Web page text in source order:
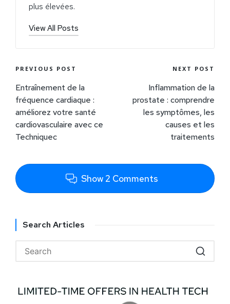
plus élevées.
View All Posts
PREVIOUS POST
Entraînement de la
fréquence cardiaque :
améliorez votre santé
cardiovasculaire avec ce
Techniquec
NEXT POST
Inflammation de la
prostate : comprendre
les symptômes, les
causes et les
traitements
Show 2 Comments
Search Articles